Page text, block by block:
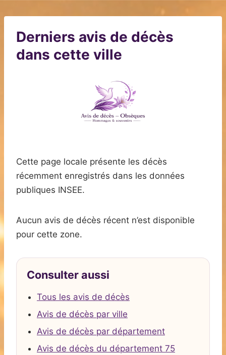
Derniers avis de décès
dans cette ville
Cette page locale présente les décès
récemment enregistrés dans les données
publiques INSEE.
Aucun avis de décès récent n’est disponible
pour cette zone.
Consulter aussi
Tous les avis de décès
Avis de décès par ville
Avis de décès par département
Avis de décès du département 75